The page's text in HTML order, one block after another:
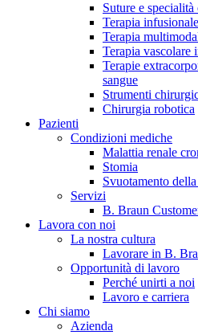
Trova il prodotto che stai
Braun con il nostro portfolio
Hai domande o richieste?
contatto con un nostro referente.
B. Braun in Italia
Scopri chi siamo ed entra nel
sedi, 4 aziende, più di 700
Eccellenza a livello globale.
Suture e
Terapia infusionale
Terapia
Terapia vascolare
Terapie
sangue
Strumenti
Chirurgia robotica
Pazienti
Condizioni mediche
Malattia renale
Stomia
Svuotamento
Servizi
B. Braun
Lavora con noi
La nostra cultura
Lavorare in B.
Opportunità di lavoro
Perché unirti a noi
Lavoro e carriera
Chi siamo
Azienda